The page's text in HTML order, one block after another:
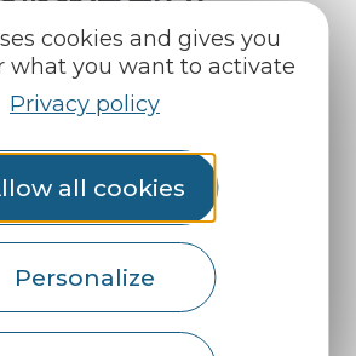
cookies and gives you
what you want to activate
Privacy policy
all cookies
Personalize
pro Partners